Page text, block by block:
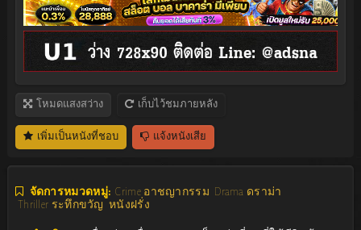
โหมดแสงสว่าง เก็บไว้ชมภายหลัง
เพิ่มเป็นหนังที่ชอบ แจ้งหนังเสีย
จัดการหมวดหมู่: Crime อาชญากรรม
Drama ดราม่า
Thriller ระทึกขวัญ หนังฝรั่ง